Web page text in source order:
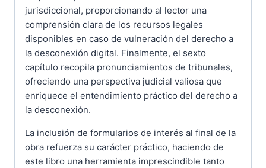
jurisdiccional, proporcionando al lector una
comprensión clara de los recursos legales
disponibles en caso de vulneración del derecho a
la desconexión digital. Finalmente, el sexto
capítulo recopila pronunciamientos de tribunales,
ofreciendo una perspectiva judicial valiosa que
enriquece el entendimiento práctico del derecho a
la desconexión.
La inclusión de formularios de interés al final de la
obra refuerza su carácter práctico, haciendo de
este libro una herramienta imprescindible tanto